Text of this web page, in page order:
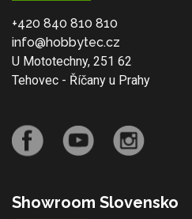
+420 840 810 810
info@hobbytec.cz
U Mototechny, 251 62
Tehovec - Říčany u Prahy
Showroom Slovensko